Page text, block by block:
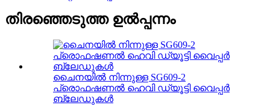
തിരഞ്ഞെടുത്ത ഉൽപ്പന്നം
ചൈനയിൽ നിന്നുള്ള SG609-2
പ്രൊഫഷണൽ ഹെവി ഡ്യൂട്ടി വൈപ്പർ
ബ്ലേഡുകൾ